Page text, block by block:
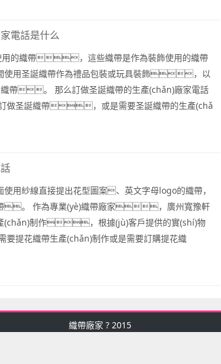
電話是什么
用的織帶，這些織帶是作為裝飾使用的織帶
使用圣誕織帶作為禮品包裝或玩具裝飾，以
帶。 那么訂做圣誕織帶的生產(chǎn)廠家電話
做圣誕織帶，或是需要圣誕織帶的生產(chǎ
用紗線直接提出花型圖案、英文字母logo的織帶，
帶。 作為專業(yè)織帶廠家，廣州寬豫軒
(chǎn)制作，根據(jù)客戶提供的實(shí)物
要提花織帶生產(chǎn)制作或是需要訂購提花織
織帶廠家 ? 2015